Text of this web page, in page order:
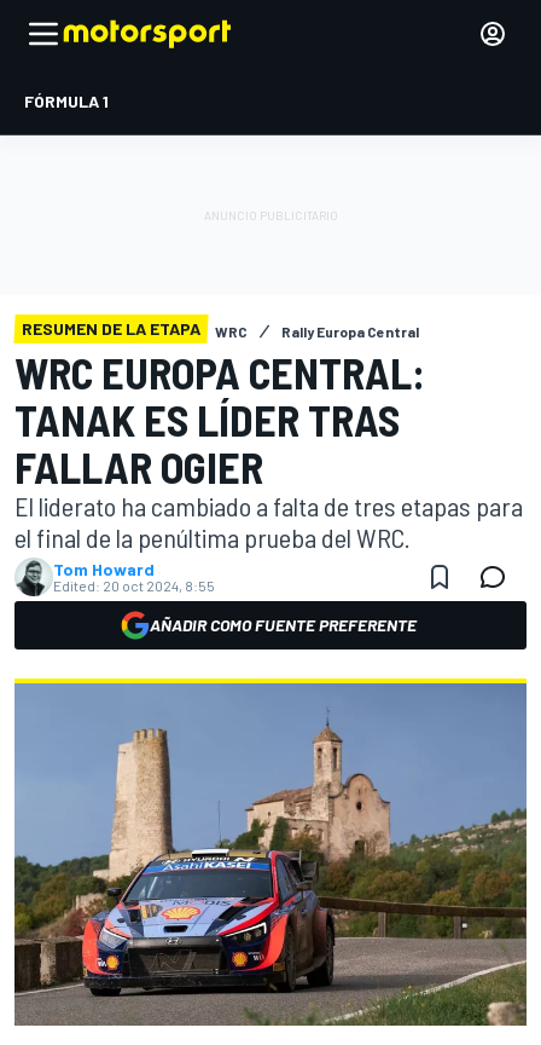
FÓRMULA 1
RESUMEN DE LA ETAPA WRC Rally Europa Central
WRC EUROPA CENTRAL:
TANAK ES LÍDER TRAS
FALLAR OGIER
El liderato ha cambiado a falta de tres etapas para
el final de la penúltima prueba del WRC.
Tom Howard
Edited: 20 oct 2024, 8:55
AÑADIR COMO FUENTE PREFERENTE